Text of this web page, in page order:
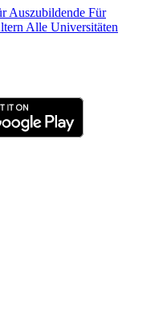
Auszubildende Für
Alle Universitäten